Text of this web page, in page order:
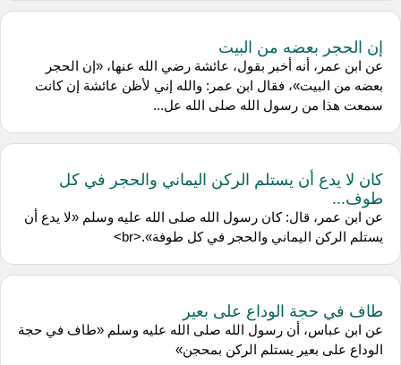
إن الحجر بعضه من البيت
عن ابن عمر، أنه أخبر بقول، عائشة رضي الله عنها، «إن الحجر
بعضه من البيت»، فقال ابن عمر: والله إني لأظن عائشة إن كانت
سمعت هذا من رسول الله صلى الله عل...
كان لا يدع أن يستلم الركن اليماني والحجر في كل
طوف...
عن ابن عمر، قال: كان رسول الله صلى الله عليه وسلم «لا يدع أن
يستلم الركن اليماني والحجر في كل طوفة».<br>
طاف في حجة الوداع على بعير
عن ابن عباس، أن رسول الله صلى الله عليه وسلم «طاف في حجة
الوداع على بعير يستلم الركن بمحجن»